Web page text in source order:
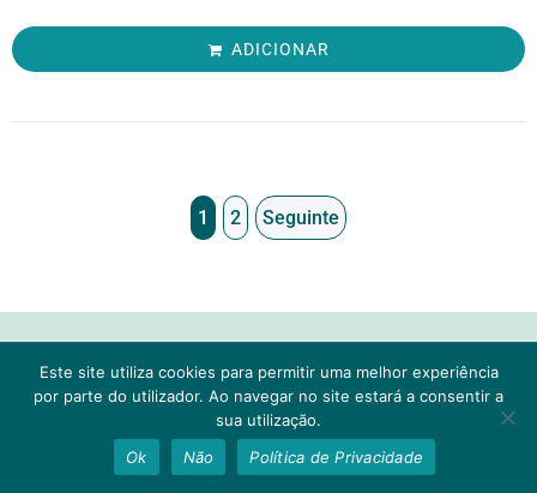
ADICIONAR
1 2 Seguinte
CONTACTOS
4445-308 Ermesinde
Precisa de ajuda?
1
Este site utiliza cookies para permitir uma melhor experiência
por parte do utilizador. Ao navegar no site estará a consentir a
sua utilização.
Ok
Não Política de Privacidade